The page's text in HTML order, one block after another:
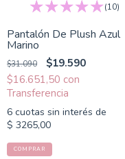
(10)
Pantalón De Plush Azul
Marino
$31.090
$19.590
$16.651,50 con
6 cuotas sin interés de
$ 3265,00
COMPRAR